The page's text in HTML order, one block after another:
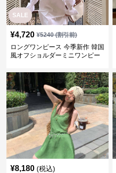
SALE
¥4,720 ¥5240(割引前)
ロングワンピース 今季新作 韓国
風オフショルダーミニワンピー
¥8,180 (税込)